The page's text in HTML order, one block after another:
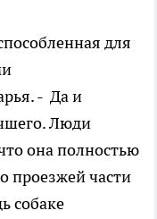
для
- Да и
Люди
она полностью
проезжей части
собаке